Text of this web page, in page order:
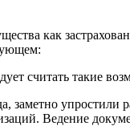
как
считать такие
Ведение